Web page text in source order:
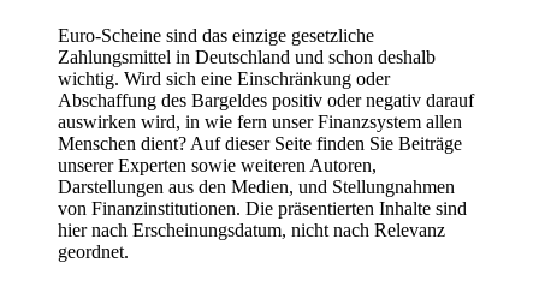
Euro-Scheine sind das einzige gesetzliche
Zahlungsmittel in Deutschland und schon deshalb
wichtig. Wird sich eine Einschränkung oder
Abschaffung des Bargeldes positiv oder negativ darauf
auswirken wird, in wie fern unser Finanzsystem allen
Menschen dient? Auf dieser Seite finden Sie Beiträge
unserer Experten sowie weiteren Autoren,
Darstellungen aus den Medien, und Stellungnahmen
von Finanzinstitutionen. Die präsentierten Inhalte sind
hier nach Erscheinungsdatum, nicht nach Relevanz
geordnet.